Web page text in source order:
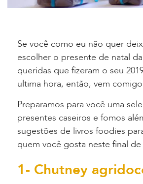
Se você como eu não quer
escolher o presente de natal
queridas que fizeram o seu
ultima hora, então, vem
Preparamos para você uma
presentes caseiros e fomos
sugestões de livros foodies
quem você gosta neste final de
1- Chutney